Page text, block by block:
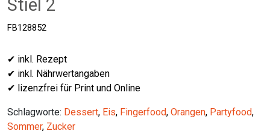
Stiel 2
FB128852
✔ inkl. Rezept
✔ inkl. Nährwertangaben
✔ lizenzfrei für Print und Online
Schlagworte: Dessert, Eis, Fingerfood, Orangen, Partyfood,
Sommer, Zucker